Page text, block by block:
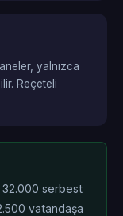
yalnızca
Reçeteli
32.000 serbest
vatandaşa